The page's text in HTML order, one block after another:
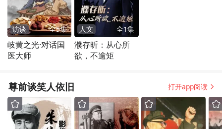
访谈 全5集
岐黄之光·对话国
医大师
人文 全1集
濮存昕：从心所
欲，不逾矩
尊前谈笑人依旧 打开app阅读